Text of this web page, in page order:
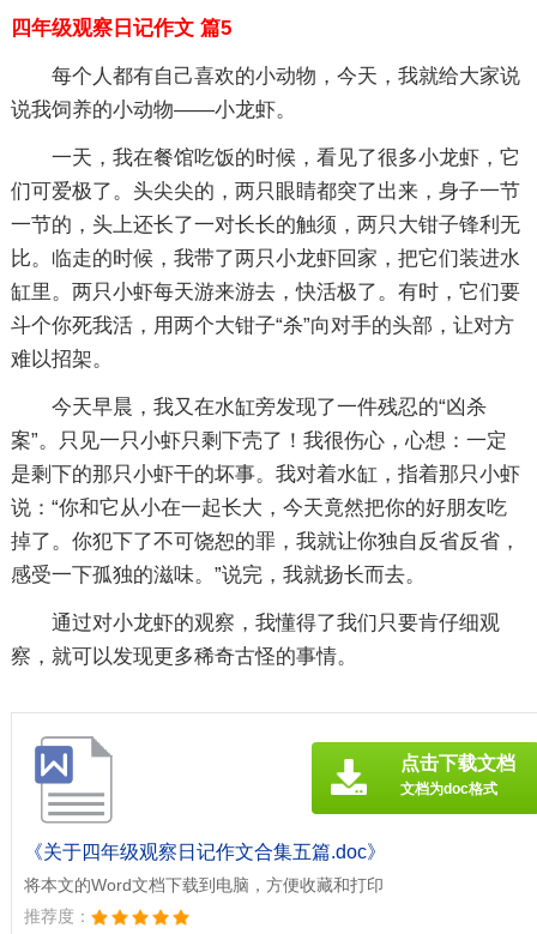
四年级观察日记作文 篇5
每个人都有自己喜欢的小动物，今天，我就给大家说
说我饲养的小动物——小龙虾。
一天，我在餐馆吃饭的时候，看见了很多小龙虾，它
们可爱极了。头尖尖的，两只眼睛都突了出来，身子一节
一节的，头上还长了一对长长的触须，两只大钳子锋利无
比。临走的时候，我带了两只小龙虾回家，把它们装进水
缸里。两只小虾每天游来游去，快活极了。有时，它们要
斗个你死我活，用两个大钳子“杀”向对手的头部，让对方
难以招架。
今天早晨，我又在水缸旁发现了一件残忍的“凶杀
案”。只见一只小虾只剩下壳了！我很伤心，心想：一定
是剩下的那只小虾干的坏事。我对着水缸，指着那只小虾
说：“你和它从小在一起长大，今天竟然把你的好朋友吃
掉了。你犯下了不可饶恕的罪，我就让你独自反省反省，
感受一下孤独的滋味。”说完，我就扬长而去。
通过对小龙虾的观察，我懂得了我们只要肯仔细观
察，就可以发现更多稀奇古怪的事情。
《关于四年级观察日记作文合集五篇.doc》
将本文的Word文档下载到电脑，方便收藏和打印
推荐度：
点击下载文档
文档为doc格式